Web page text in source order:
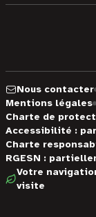
Nous contacter
Mentions légales
Charte de
Accessibilité :
Charte
RGESN :
Votre
visite